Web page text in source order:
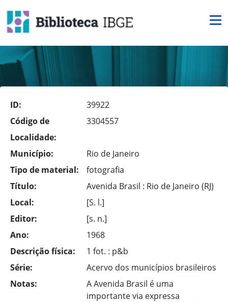
ID:
39922
Código de
Localidade:
3304557
Município:
Rio de Janeiro
Tipo de material:
fotografia
Título:
Avenida Brasil : Rio de Janeiro (RJ)
Local:
[S. l.]
Editor:
[s. n.]
Ano:
1968
Descrição física:
1 fot. : p&b
Série:
Acervo dos municípios brasileiros
Notas:
A Avenida Brasil é uma
importante via expressa